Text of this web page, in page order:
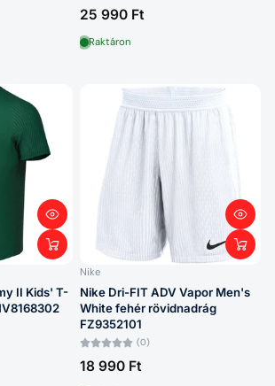
25 990 Ft
Raktáron
II Kids' T-
Nike
Nike Dri-FIT ADV Vapor Men's
White fehér rövidnadrág
FZ9352101
(0)
18 990 Ft